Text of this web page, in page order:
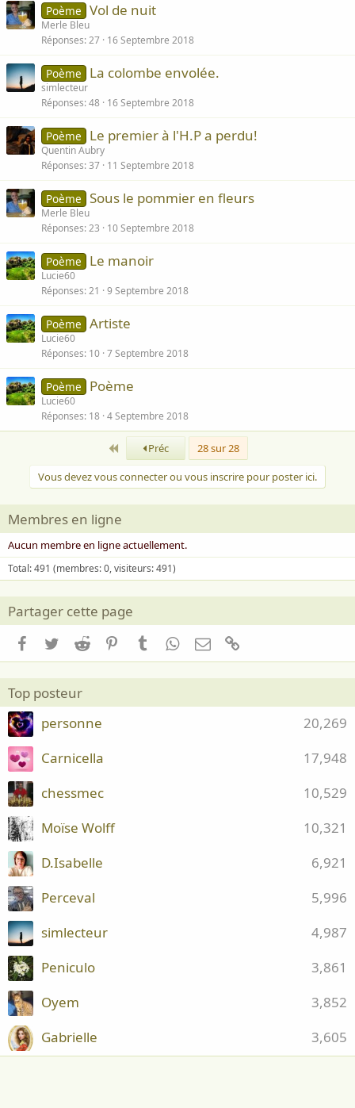
Poème Vol de nuit
Merle Bleu
Réponses 27 16 Septembre 2018
Poème La colombe envolée.
simlecteur
Réponses 48 16 Septembre 2018
Poème Le premier à l'H.P a perdu!
Quentin Aubry
Réponses 37 11 Septembre 2018
Poème Sous le pommier en fleurs
Merle Bleu
Réponses 23 10 Septembre 2018
Poème Le manoir
Lucie60
Réponses 21 9 Septembre 2018
Poème Artiste
Lucie60
Réponses 10 7 Septembre 2018
Poème Poème
Lucie60
Réponses 18 4 Septembre 2018
PremierPréc
28 sur 28
Vous devez vous connecter ou vous inscrire pour poster ici.
Membres en ligne
Aucun membre en ligne actuellement.
Total: 491 (membres: 0, visiteurs: 491)
Partager cette page
Facebook
TwitterReddit PinterestTumblrWhatsApp
Email
Top posteur
20,269
personne
17,948
Carnicella
10,529
chessmec
10,321
Moïse Wolff
6,921
D.Isabelle
5,996
Perceval
4,987
simlecteur
3,861
Peniculo
3,852
Oyem
3,605
Gabrielle